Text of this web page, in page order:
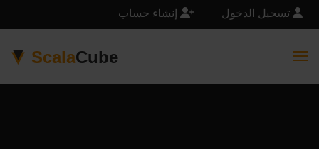
تسجيل الدخول إنشاء حساب
ScalaCube